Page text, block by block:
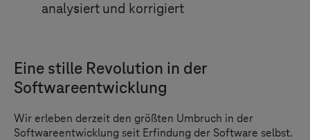
analysiert und korrigiert
Eine stille Revolution in der
Softwareentwicklung
Wir erleben derzeit den größten Umbruch in der
Softwareentwicklung seit Erfindung der Software selbst.